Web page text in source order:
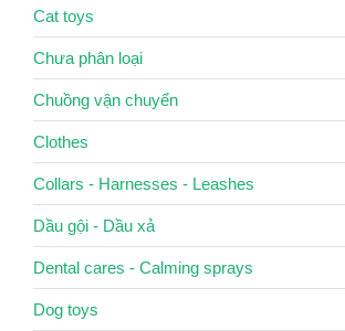
Cat toys
Chưa phân loại
Chuồng vận chuyển
Clothes
Collars - Harnesses - Leashes
Dầu gội - Dầu xả
Dental cares - Calming sprays
Dog toys